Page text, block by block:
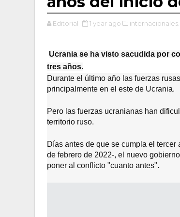
Editorial 1 year ago internacionales.,
Ucrania se ha visto sacudida por
tres años.
Durante el último año las fuerzas
principalmente en el este de Ucrania.
Pero las fuerzas ucranianas han
territorio ruso.
Días antes de que se cumpla el
de febrero de 2022-, el nuevo
poner al conflicto "cuanto antes".